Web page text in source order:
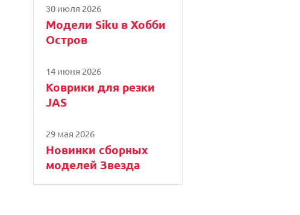
30 июля 2026
Модели Siku в Хобби
Остров
14 июня 2026
Коврики для резки
JAS
29 мая 2026
Новинки сборных
моделей Звезда